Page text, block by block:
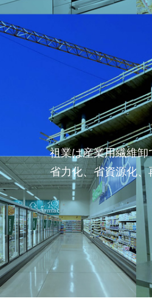
祖業は産業用繊維
省力化、省資源化